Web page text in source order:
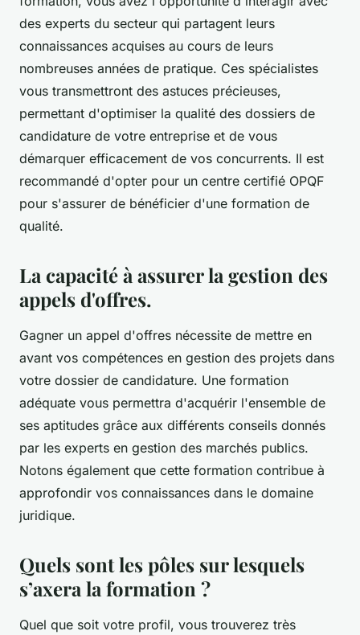
des experts du secteur qui partagent leurs
connaissances acquises au cours de leurs
nombreuses années de pratique. Ces spécialistes
vous transmettront des astuces précieuses,
permettant d'optimiser la qualité des dossiers de
candidature de votre entreprise et de vous
démarquer efficacement de vos concurrents. Il est
recommandé d'opter pour un centre certifié OPQF
pour s'assurer de bénéficier d'une formation de
qualité.
La capacité à assurer la gestion des
appels d'offres.
Gagner un appel d'offres nécessite de mettre en
avant vos compétences en gestion des projets dans
votre dossier de candidature. Une formation
adéquate vous permettra d'acquérir l'ensemble de
ses aptitudes grâce aux différents conseils donnés
par les experts en gestion des marchés publics.
Notons également que cette formation contribue à
approfondir vos connaissances dans le domaine
juridique.
Quels sont les pôles sur lesquels
s’axera la formation ?
Quel que soit votre profil, vous trouverez très